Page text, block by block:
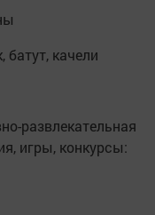
качели
развлекательная
игры, конкурсы: